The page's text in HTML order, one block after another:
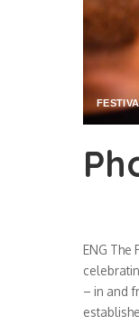
ENG The
– in and